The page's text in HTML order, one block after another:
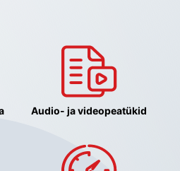
Audio- ja videopeatükid